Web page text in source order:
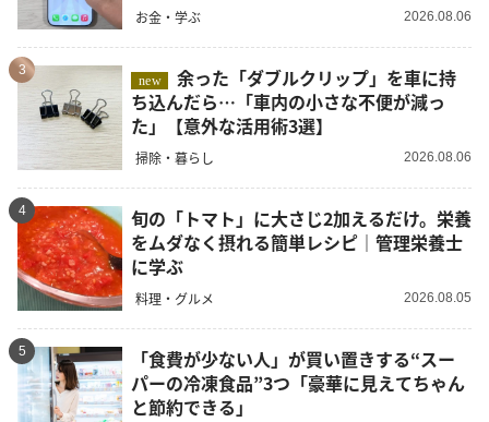
お金・学ぶ 2026.08.06
3
new
余った「ダブルクリップ」を車に持
ち込んだら…「車内の小さな不便が減っ
た」【意外な活用術3選】
掃除・暮らし 2026.08.06
4
旬の「トマト」に大さじ2加えるだけ。栄養
をムダなく摂れる簡単レシピ｜管理栄養士
に学ぶ
料理・グルメ 2026.08.05
5
「食費が少ない人」が買い置きする“スー
パーの冷凍食品”3つ「豪華に見えてちゃん
と節約できる」